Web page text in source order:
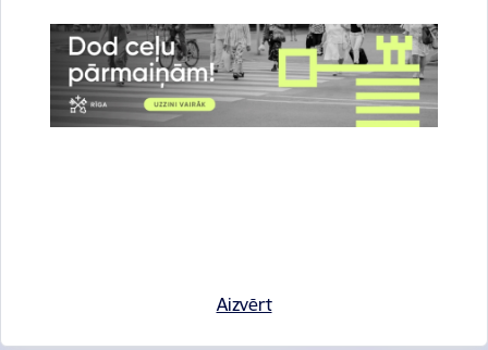
Aizvērt
Esi pirmais, kas uzzina!